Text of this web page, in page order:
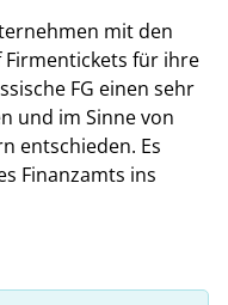
mit den
für ihre
FG einen sehr
und im Sinne von
entschieden. Es
Finanzamts ins